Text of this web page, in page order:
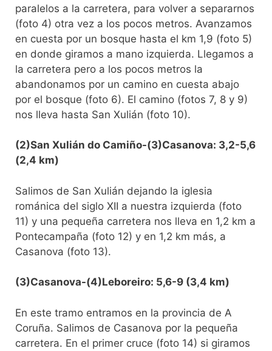
paralelos a la carretera, para volver a separarnos
(foto 4) otra vez a los pocos metros. Avanzamos
en cuesta por un bosque hasta el km 1,9 (foto 5)
en donde giramos a mano izquierda. Llegamos a
la carretera pero a los pocos metros la
abandonamos por un camino en cuesta abajo
por el bosque (foto 6). El camino (fotos 7, 8 y 9)
nos lleva hasta San Xulián (foto 10).
(2)San Xulián do Camiño-(3)Casanova: 3,2-5,6
(2,4 km)
Salimos de San Xulián dejando la iglesia
románica del siglo XII a nuestra izquierda (foto
11) y una pequeña carretera nos lleva en 1,2 km a
Pontecampaña (foto 12) y en 1,2 km más, a
Casanova (foto 13).
(3)Casanova-(4)Leboreiro: 5,6-9 (3,4 km)
En este tramo entramos en la provincia de A
Coruña. Salimos de Casanova por la pequeña
carretera. En el primer cruce (foto 14) si giramos